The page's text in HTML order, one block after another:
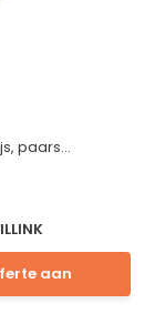
paars...
aan